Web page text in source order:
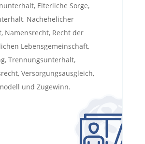
Elterliche Sorge,
Nachehelicher
Namensrecht, Recht der
Lebensgemeinschaft,
Trennungsunterhalt,
Versorgungsausgleich,
und Zugewinn.